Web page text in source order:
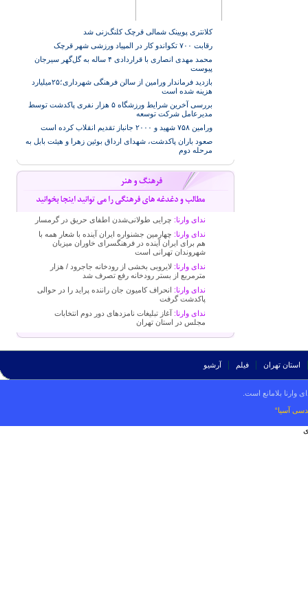
کلانتری پویینک شمالی قرچک کلنگ‌زنی شد
رقابت ۷۰۰ تکواندو کار در المپیاد ورزشی شهر قرچک
محمد مهدی انصاری با قراردادی ۴ ساله به گل‌گهر سیرجان
پیوست
بازدید فرماندار ورامین از سالن فرهنگی شهرداری؛۲۵میلیارد
هزینه شده است
بررسی آخرین شرایط ورزشگاه ۵ هزار نفری پاکدشت توسط
مدیرعامل شرکت توسعه
ورامین ۷۵۸ شهید و ۲۰۰۰ جانباز تقدیم انقلاب کرده است
صعود باران پاکدشت، شهدای ارداق بوئین زهرا و هیئت بابل به
مرحله دوم
ندای وارنا: چرایی طولانی‌شدن اطفای حریق در گرمسار
ندای وارنا: چهارمین جشنواره ایران آینده با شعار همه با
هم برای ایران آینده در فرهنگسرای خاوران میزبان
شهروندان تهرانی است
ندای وارنا: لایروبی بخشی از رودخانه جاجرود / هزار
مترمربع از بستر رودخانه رفع تصرف شد
ندای وارنا: انحراف کامیون جان راننده پراید را در حوالی
پاکدشت گرفت
ندای وارنا: آغاز تبلیغات نامزدهای دور دوم انتخابات
مجلس در استان تهران
استان تهران فیلم آرشیو
وارنا بلامانع است.
آسیا“